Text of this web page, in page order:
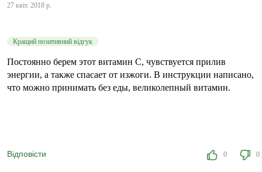
27 квіт. 2018 р.
Кращий позитивний відгук
Постоянно берем этот витамин С, чувствуется прилив
энергии, а также спасает от изжоги. В инструкции написано,
что можно принимать без еды, великолепный витамин.
Відповісти 0 0